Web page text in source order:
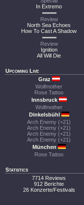
In Extremo
Review
North Sea Echoes
How To Cast A Shadow
Review
Ignition
All Will Die
Upcoming Live
Graz
Wolfmother
Rose Tattoo
Innsbruck
Wolfmother
Dinkelsbühl
Arch Enemy (+21)
Arch Enemy (+21)
Arch Enemy (+21)
Arch Enemy (+21)
München
Rose Tattoo
Statistics
7714 Reviews
912 Berichte
26 Konzerte/Festivals